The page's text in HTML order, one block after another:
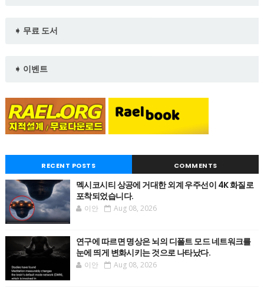
➧ 무료 도서
➧ 이벤트
RECENT POSTS COMMENTS
멕시코시티 상공에 거대한 외계 우주선이 4K 화질로
포착되었습니다.
이안 Aug 08, 2026
연구에 따르면 명상은 뇌의 디폴트 모드 네트워크를
눈에 띄게 변화시키는 것으로 나타났다.
이안 Aug 08, 2026